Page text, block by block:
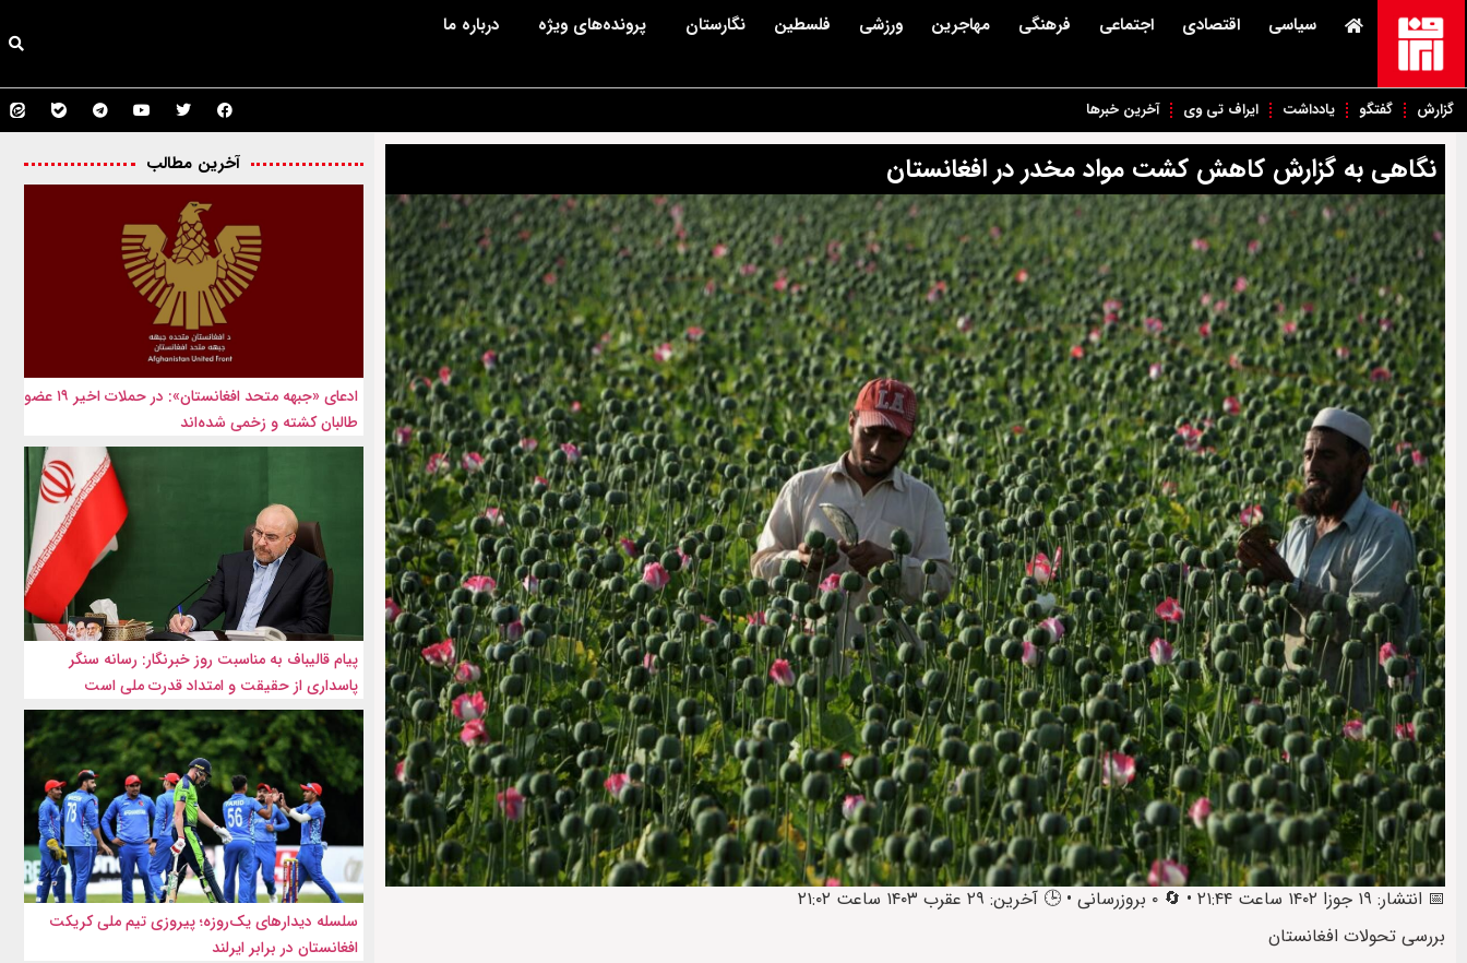
سیاسی اقتصادی اجتماعی فرهنگی مهاجرین ورزشی فلسطین نگارستان پرونده‌های ویژه درباره ما
گزارش گفتگو یادداشت ایراف تی وی آخرین خبرها
نگاهی به گزارش کاهش کشت مواد مخدر در افغانستان
📅 انتشار: ۱۹ جوزا ۱۴۰۲ ساعت ۲۱:۴۴ • 🔄 ۰ بروزرسانی • 🕒 آخرین: ۲۹ عقرب ۱۴۰۳ ساعت ۲۱:۰۲
بررسی تحولات افغانستان
آخرین مطالب
ادعای «جبهه متحد افغانستان»: در حملات اخیر ۱۹ عضو
طالبان کشته و زخمی شده‌اند
پیام قالیباف به مناسبت روز خبرنگار: رسانه سنگر
پاسداری از حقیقت و امتداد قدرت ملی است
سلسله دیدارهای یک‌روزه؛ پیروزی تیم ملی کریکت
افغانستان در برابر ایرلند